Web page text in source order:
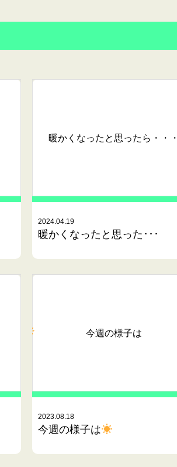
暖かくなったと思ったら・・・
2024.04.19
暖かくなったと思った･･･
今週の様子は
2023.08.18
今週の様子は